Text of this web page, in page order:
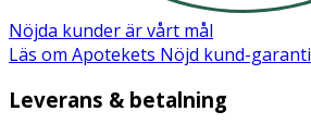
Nöjda kunder är vårt mål
Läs om Apotekets Nöjd kund-garanti
Leverans & betalning